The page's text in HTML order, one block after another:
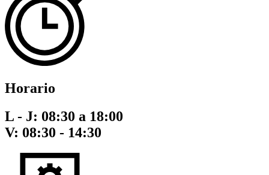
Horario
L - J: 08:30 a 18:00
V: 08:30 - 14:30